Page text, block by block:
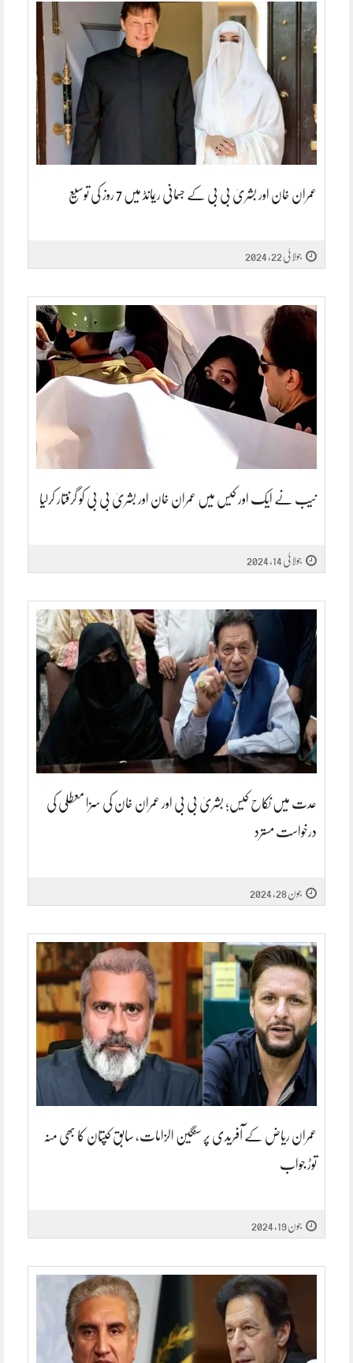
عمران خان اور بشریٰ بی بی کے جسمانی ریمانڈ میں 7 روز کی توسیع
جولائی 22, 2024
نیب نے ایک اور کیس میں عمران خان اور بشریٰ بی بی کو گرفتار کرلیا
جولائی 14, 2024
عدت میں نکاح کیس؛ بشریٰ بی بی اور عمران خان کی سزا معطلی کی
درخواست مسترد
جون 28, 2024
عمران ریاض کے آفریدی پر سنگین الزامات، سابق کپتان کا بھی منہ
توڑ جواب
جون 19, 2024